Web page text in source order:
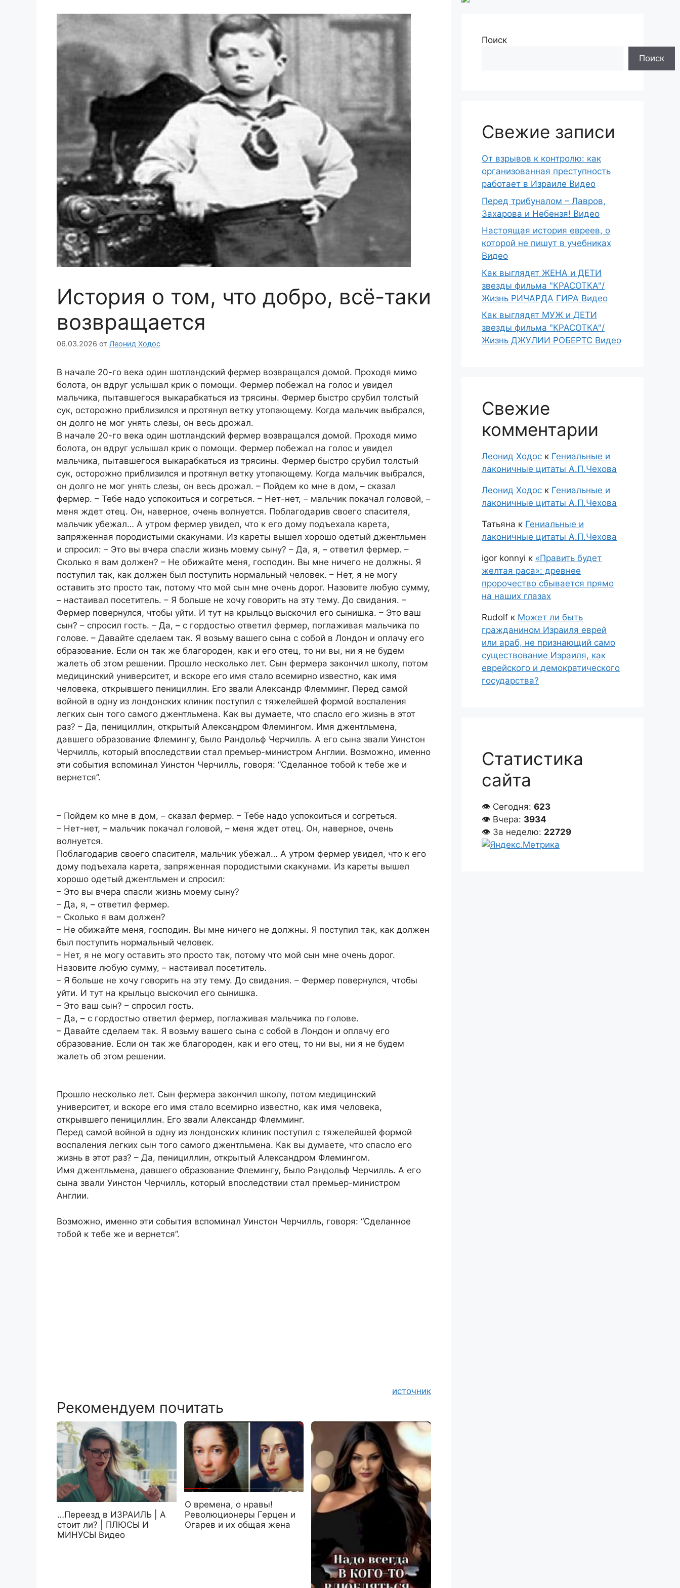
История о том, что добро, всё-таки
возвращается
06.03.2026 от Леонид Ходос
В начале 20-го века один шотландский фермер возвращался домой. Проходя мимо
болота, он вдруг услышал крик о помощи. Фермер побежал на голос и увидел
мальчика, пытавшегося выкарабкаться из трясины. Фермер быстро срубил толстый
сук, осторожно приблизился и протянул ветку утопающему. Когда мальчик выбрался,
он долго не мог унять слезы, он весь дрожал.
В начале 20-го века один шотландский фермер возвращался домой. Проходя мимо
болота, он вдруг услышал крик о помощи. Фермер побежал на голос и увидел
мальчика, пытавшегося выкарабкаться из трясины. Фермер быстро срубил толстый
сук, осторожно приблизился и протянул ветку утопающему. Когда мальчик выбрался,
он долго не мог унять слезы, он весь дрожал. – Пойдем ко мне в дом, – сказал
фермер. – Тебе надо успокоиться и согреться. – Нет-нет, – мальчик покачал головой, –
меня ждет отец. Он, наверное, очень волнуется. Поблагодарив своего спасителя,
мальчик убежал… А утром фермер увидел, что к его дому подъехала карета,
запряженная породистыми скакунами. Из кареты вышел хорошо одетый джентльмен
и спросил: – Это вы вчера спасли жизнь моему сыну? – Да, я, – ответил фермер. –
Сколько я вам должен? – Не обижайте меня, господин. Вы мне ничего не должны. Я
поступил так, как должен был поступить нормальный человек. – Нет, я не могу
оставить это просто так, потому что мой сын мне очень дорог. Назовите любую сумму,
– настаивал посетитель. – Я больше не хочу говорить на эту тему. До свидания. –
Фермер повернулся, чтобы уйти. И тут на крыльцо выскочил его сынишка. – Это ваш
сын? – спросил гость. – Да, – с гордостью ответил фермер, поглаживая мальчика по
голове. – Давайте сделаем так. Я возьму вашего сына с собой в Лондон и оплачу его
образование. Если он так же благороден, как и его отец, то ни вы, ни я не будем
жалеть об этом решении. Прошло несколько лет. Сын фермера закончил школу, потом
медицинский университет, и вскоре его имя стало всемирно известно, как имя
человека, открывшего пенициллин. Его звали Александр Флемминг. Перед самой
войной в одну из лондонских клиник поступил с тяжелейшей формой воспаления
легких сын того самого джентльмена. Как вы думаете, что спасло его жизнь в этот
раз? – Да, пенициллин, открытый Александром Флемингом. Имя джентльмена,
давшего образование Флемингу, было Рандольф Черчилль. А его сына звали Уинстон
Черчилль, который впоследствии стал премьер-министром Англии. Возможно, именно
эти события вспоминал Уинстон Черчилль, говоря: “Сделанное тобой к тебе же и
вернется”.
– Пойдем ко мне в дом, – сказал фермер. – Тебе надо успокоиться и согреться.
– Нет-нет, – мальчик покачал головой, – меня ждет отец. Он, наверное, очень
волнуется.
Поблагодарив своего спасителя, мальчик убежал… А утром фермер увидел, что к его
дому подъехала карета, запряженная породистыми скакунами. Из кареты вышел
хорошо одетый джентльмен и спросил:
– Это вы вчера спасли жизнь моему сыну?
– Да, я, – ответил фермер.
– Сколько я вам должен?
– Не обижайте меня, господин. Вы мне ничего не должны. Я поступил так, как должен
был поступить нормальный человек.
– Нет, я не могу оставить это просто так, потому что мой сын мне очень дорог.
Назовите любую сумму, – настаивал посетитель.
– Я больше не хочу говорить на эту тему. До свидания. – Фермер повернулся, чтобы
уйти. И тут на крыльцо выскочил его сынишка.
– Это ваш сын? – спросил гость.
– Да, – с гордостью ответил фермер, поглаживая мальчика по голове.
– Давайте сделаем так. Я возьму вашего сына с собой в Лондон и оплачу его
образование. Если он так же благороден, как и его отец, то ни вы, ни я не будем
жалеть об этом решении.
Прошло несколько лет. Сын фермера закончил школу, потом медицинский
университет, и вскоре его имя стало всемирно известно, как имя человека,
открывшего пенициллин. Его звали Александр Флемминг.
Перед самой войной в одну из лондонских клиник поступил с тяжелейшей формой
воспаления легких сын того самого джентльмена. Как вы думаете, что спасло его
жизнь в этот раз? – Да, пенициллин, открытый Александром Флемингом.
Имя джентльмена, давшего образование Флемингу, было Рандольф Черчилль. А его
сына звали Уинстон Черчилль, который впоследствии стал премьер-министром
Англии.
Возможно, именно эти события вспоминал Уинстон Черчилль, говоря: “Сделанное
тобой к тебе же и вернется”.
источник
Рекомендуем почитать
…Переезд в ИЗРАИЛЬ | А
стоит ли? | ПЛЮСЫ И
МИНУСЫ Видео
О времена, о нравы!
Революционеры Герцен и
Огарев и их общая жена
Поиск
Поиск
Свежие записи
От взрывов к контролю: как
организованная преступность
работает в Израиле Видео
Перед трибуналом – Лавров,
Захарова и Небензя! Видео
Настоящая история евреев, о
которой не пишут в учебниках
Видео
Как выглядят ЖЕНА и ДЕТИ
звезды фильма "КРАСОТКА"/
Жизнь РИЧАРДА ГИРА Видео
Как выглядят МУЖ и ДЕТИ
звезды фильма "КРАСОТКА"/
Жизнь ДЖУЛИИ РОБЕРТС Видео
Свежие
комментарии
Леонид Ходос к Гениальные и
лаконичные цитаты А.П.Чехова
Леонид Ходос к Гениальные и
лаконичные цитаты А.П.Чехова
Татьяна к Гениальные и
лаконичные цитаты А.П.Чехова
igor konnyi к «Править будет
желтая раса»: древнее
пророчество сбывается прямо
на наших глазах
Rudolf к Может ли быть
гражданином Израиля еврей
или араб, не признающий само
существование Израиля, как
еврейского и демократического
государства?
Статистика
сайта
👁 Сегодня: 623
👁 Вчера: 3934
👁 За неделю: 22729